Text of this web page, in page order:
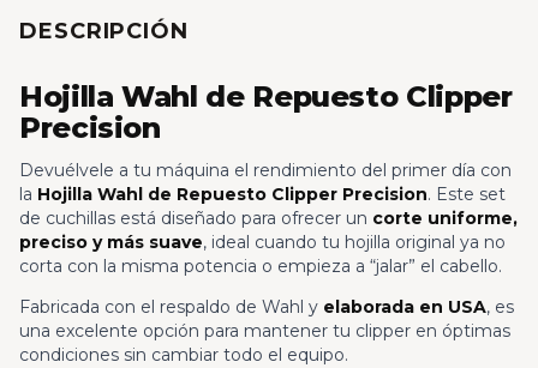
DESCRIPCIÓN
Hojilla Wahl de Repuesto Clipper
Precision
Devuélvele a tu máquina el rendimiento del primer día con
la Hojilla Wahl de Repuesto Clipper Precision. Este set
de cuchillas está diseñado para ofrecer un corte uniforme,
preciso y más suave, ideal cuando tu hojilla original ya no
corta con la misma potencia o empieza a “jalar” el cabello.
Fabricada con el respaldo de Wahl y elaborada en USA, es
una excelente opción para mantener tu clipper en óptimas
condiciones sin cambiar todo el equipo.